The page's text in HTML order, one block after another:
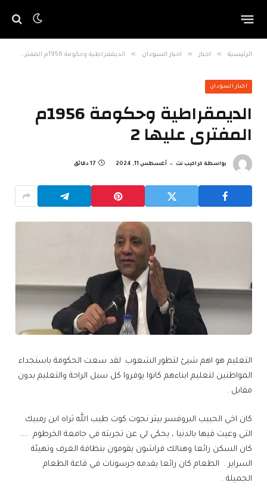
الرئيسية » اخبار » اخبار السودان » الديمقراطية وحكومة 1956م المفترى عليها 2
اخبار السودان
الديمقراطية وحكومة 1956م
المفترى عليها 2
بواسطة كراكيب نت أغسطس 11, 2024 17 دقائق
التعليم هو اهم شيئ لتطور الشعوب. لقد سعت الحكومة باستجداء
المواطنين لتعليم ابناءهم كانوا يوفروا كل سبل الراحة والتعليم بدون
مقابل .
كان اخي الحبيب البروفسر بيتر نجوت كوت طيب الله ثراه ابن رمبيك
التي وعيت فيها بالدنيا ، يحكي لي عن تجربته في جامعة الخرطوم …..
كان السكن رائعا وهنالك فراشون يقومون بنظافة الغرف وتهيئة
السراير . الطعام كان رائعا يقدمه جرسونات في قاعة الطعام
الجميلة .